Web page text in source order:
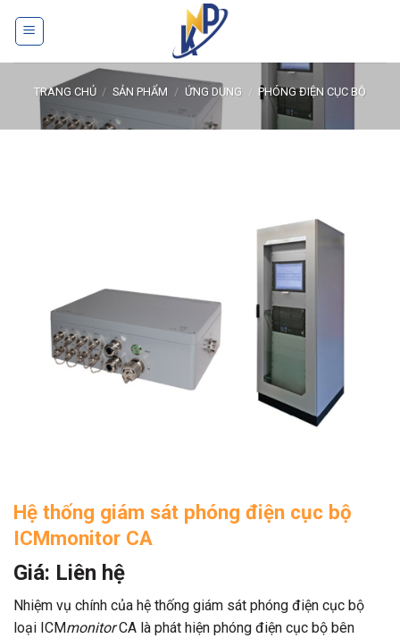
TRANG CHỦ / SẢN PHẨM / ỨNG DỤNG / PHÓNG ĐIỆN CỤC BỘ
Hệ thống giám sát phóng điện cục bộ
ICMmonitor CA
Giá: Liên hệ
Nhiệm vụ chính của hệ thống giám sát phóng điện cục bộ
loại ICMmonitorCA là phát hiện phóng điện cục bộ bên